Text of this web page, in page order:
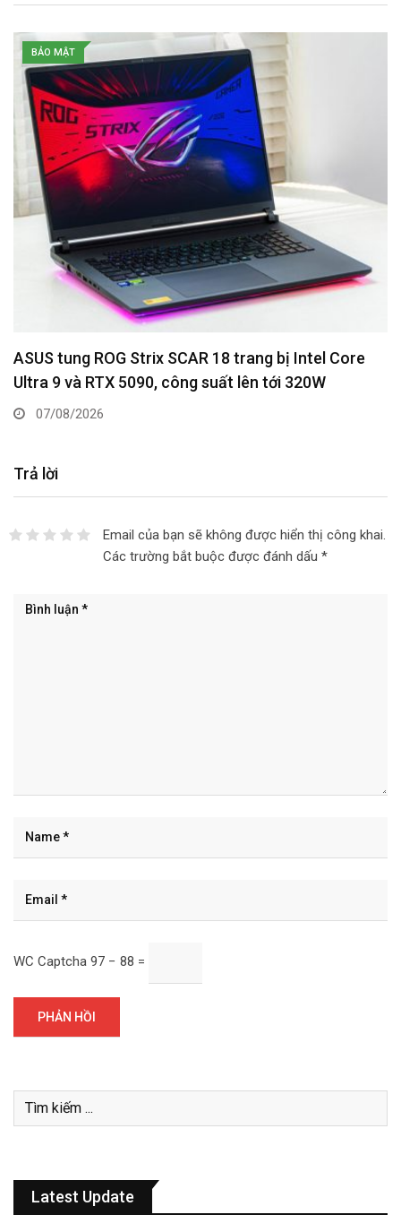
BẢO MẬT
ASUS tung ROG Strix SCAR 18 trang bị Intel Core
Ultra 9 và RTX 5090, công suất lên tới 320W
07/08/2026
Trả lời
Email của bạn sẽ không được hiển thị công khai.
Các trường bắt buộc được đánh dấu *
WC Captcha 97 − 88 =
Latest Update